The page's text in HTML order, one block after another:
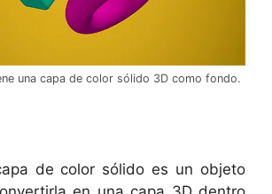
una capa de color sólido 3D como fondo.
de color sólido es un objeto